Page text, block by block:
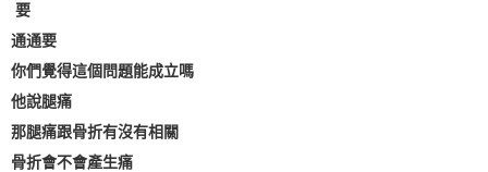
要
通通要
你們覺得這個問題能成立嗎
他說腿痛
那腿痛跟骨折有沒有相關
骨折會不會產生痛